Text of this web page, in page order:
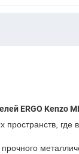
ERGO Kenzo
где